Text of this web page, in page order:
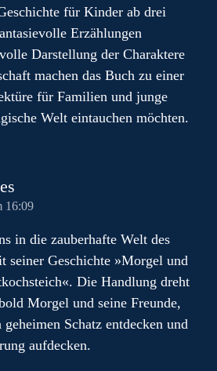
für Kinder ab drei
Erzählungen
Darstellung der Charaktere
machen das Buch zu einer
für Familien und junge
Welt eintauchen möchten.
16:09
in die zauberhafte Welt des
seiner Geschichte »Morgel und
Die Handlung dreht
Morgel und seine Freunde,
Schatz entdecken und
aufdecken.